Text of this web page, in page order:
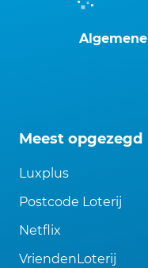
Meest opgezegd
Luxplus
Postcode Loterij
Netflix
VriendenLoterij